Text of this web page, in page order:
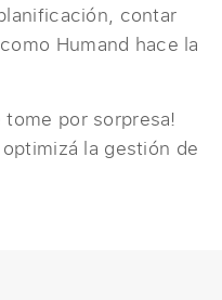
contar
Humand hace la
tome por sorpresa!
la gestión de